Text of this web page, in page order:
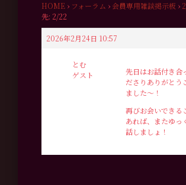
HOME › フォーラム › 会員専用雑談掲示板 ›
先: 2/22
2026年2月24日 10:57
とむ
ゲスト
先日はお話付き合
ださりありがとう
ました〜！
再びお会いできる
あれば、またゆっ
話しましょ！